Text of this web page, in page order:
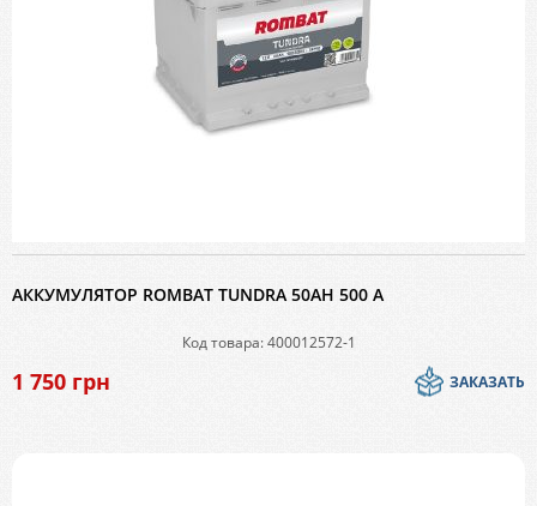
АККУМУЛЯТОР ROMBAT TUNDRA 50AH 500 A
Код товара: 400012572-1
1 750 грн ЗАКАЗАТЬ